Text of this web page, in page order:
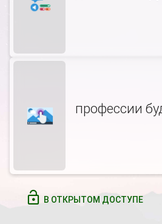
профессии
В ОТКРЫТОМ ДОСТУПЕ